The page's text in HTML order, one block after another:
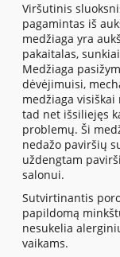
Viršutinis
pagamintas iš
medžiaga yra
pakaitalas,
Medžiaga
dėvėjimuisi,
medžiaga
tad net išsiliejęs
problemų. Ši
nedažo paviršių
uždengtam
salonui.
Sutvirtinantis
papildomą
nesukelia
vaikams.